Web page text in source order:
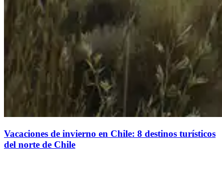
Vacaciones de invierno en Chile: 8 destinos turísticos
del norte de Chile